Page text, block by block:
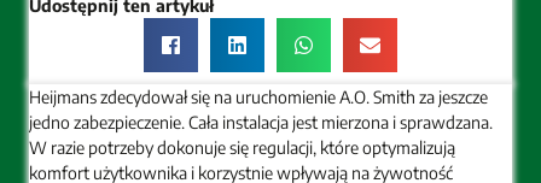
Udostępnij ten artykuł
Heijmans zdecydował się na uruchomienie A.O. Smith za jeszcze
jedno zabezpieczenie. Cała instalacja jest mierzona i sprawdzana.
W razie potrzeby dokonuje się regulacji, które optymalizują
komfort użytkownika i korzystnie wpływają na żywotność